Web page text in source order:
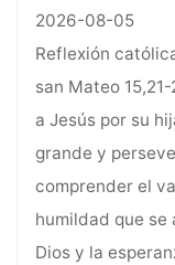
2026-08-05
Reflexión
san Mateo
a Jesús por su
grande y
comprender el
humildad que se
Dios y la